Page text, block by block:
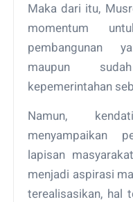
Maka dari itu,
momentum
pembangunan
maupun
kepemerintahan
Namun,
menyampaikan
lapisan
menjadi aspirasi
terealisasikan, hal